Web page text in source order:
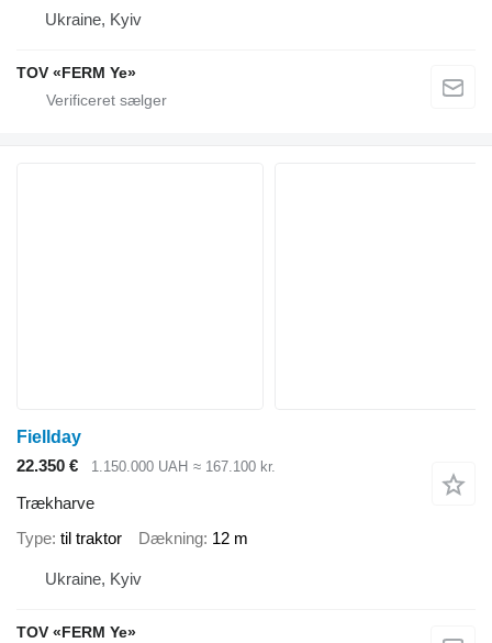
Ukraine, Kyiv
TOV «FERM Ye»
Fiellday
22.350 €
1.150.000 UAH ≈ 167.100 kr.
Trækharve
Type til traktor Dækning 12 m
Ukraine, Kyiv
TOV «FERM Ye»